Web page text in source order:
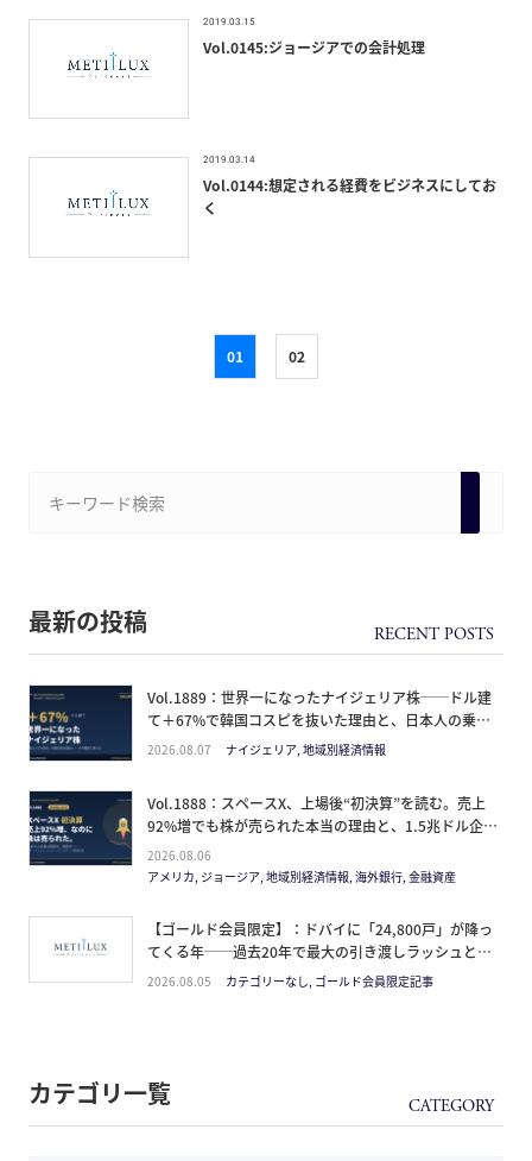
2019.03.15
Vol.0145:ジョージアでの会計処理
2019.03.14
Vol.0144:想定される経費をビジネスにしてお
く
01 02
最新の投稿
Vol.1889：世界一になったナイジェリア株──ドル建
て＋67%で韓国コスピを抜いた理由と、日本人の乗り
方
2026.08.07 ナイジェリア, 地域別経済情報
Vol.1888：スペースX、上場後“初決算”を読む。売上
92%増でも株が売られた本当の理由と、1.5兆ドル企業
の買い方。
2026.08.06
アメリカ, ジョージア, 地域別経済情報, 海外銀行, 金融資産
【ゴールド会員限定】：ドバイに「24,800戸」が降っ
てくる年──過去20年で最大の引き渡しラッシュと、
ミサイルが崩した“安全神話”。2027年の供給ピーク
2026.08.05 カテゴリーなし, ゴールド会員限定記事
カテゴリ一覧